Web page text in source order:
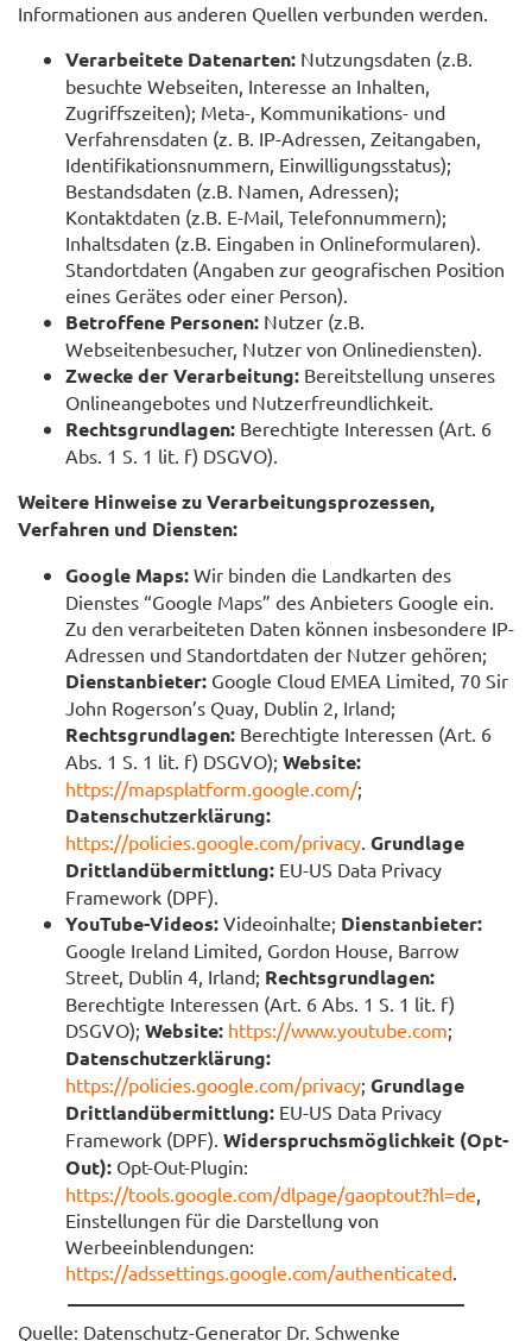
Informationen aus anderen Quellen verbunden werden.
Verarbeitete Datenarten: Nutzungsdaten (z.B.
besuchte Webseiten, Interesse an Inhalten,
Zugriffszeiten); Meta-, Kommunikations- und
Verfahrensdaten (z. B. IP-Adressen, Zeitangaben,
Identifikationsnummern, Einwilligungsstatus);
Bestandsdaten (z.B. Namen, Adressen);
Kontaktdaten (z.B. E-Mail, Telefonnummern);
Inhaltsdaten (z.B. Eingaben in Onlineformularen).
Standortdaten (Angaben zur geografischen Position
eines Gerätes oder einer Person).
Betroffene Personen: Nutzer (z.B.
Webseitenbesucher, Nutzer von Onlinediensten).
Zwecke der Verarbeitung: Bereitstellung unseres
Onlineangebotes und Nutzerfreundlichkeit.
Rechtsgrundlagen: Berechtigte Interessen (Art. 6
Abs. 1 S. 1 lit. f) DSGVO).
Weitere Hinweise zu Verarbeitungsprozessen,
Verfahren und Diensten:
Google Maps: Wir binden die Landkarten des
Dienstes “Google Maps” des Anbieters Google ein.
Zu den verarbeiteten Daten können insbesondere IP-
Adressen und Standortdaten der Nutzer gehören;
Dienstanbieter: Google Cloud EMEA Limited, 70 Sir
John Rogerson’s Quay, Dublin 2, Irland;
Rechtsgrundlagen: Berechtigte Interessen (Art. 6
Abs. 1 S. 1 lit. f) DSGVO); Website:
https://mapsplatform.google.com/;
Datenschutzerklärung:
https://policies.google.com/privacy. Grundlage
Drittlandübermittlung: EU-US Data Privacy
Framework (DPF).
YouTube-Videos: Videoinhalte; Dienstanbieter:
Google Ireland Limited, Gordon House, Barrow
Street, Dublin 4, Irland; Rechtsgrundlagen:
Berechtigte Interessen (Art. 6 Abs. 1 S. 1 lit. f)
DSGVO); Website: https://www.youtube.com;
Datenschutzerklärung:
https://policies.google.com/privacy; Grundlage
Drittlandübermittlung: EU-US Data Privacy
Framework (DPF). Widerspruchsmöglichkeit (Opt-
Out): Opt-Out-Plugin:
https://tools.google.com/dlpage/gaoptout?hl=de,
Einstellungen für die Darstellung von
Werbeeinblendungen:
https://adssettings.google.com/authenticated.
Quelle: Datenschutz-Generator Dr. Schwenke